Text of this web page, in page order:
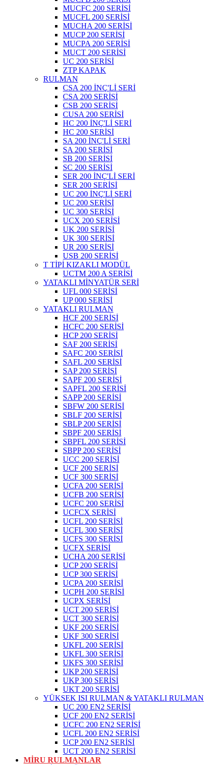
MUCFC 200 SERİSİ
MUCFL 200 SERİSİ
MUCHA 200 SERİSİ
MUCP 200 SERİSİ
MUCPA 200 SERİSİ
MUCT 200 SERİSİ
UC 200 SERİSİ
ZTP KAPAK
RULMAN
CSA 200 İNÇ'Lİ SERİ
CSA 200 SERİSİ
CSB 200 SERİSİ
CUSA 200 SERİSİ
HC 200 İNÇ'Lİ SERİ
HC 200 SERİSİ
SA 200 İNÇ'Lİ SERİ
SA 200 SERİSİ
SB 200 SERİSİ
SC 200 SERİSİ
SER 200 İNÇ'Lİ SERİ
SER 200 SERİSİ
UC 200 İNÇ'Lİ SERİ
UC 200 SERİSİ
UC 300 SERİSİ
UCX 200 SERİSİ
UK 200 SERİSİ
UK 300 SERİSİ
UR 200 SERİSİ
USB 200 SERİSİ
T TİPİ KIZAKLI MODÜL
UCTM 200 A SERİSİ
YATAKLI MİNYATÜR SERİ
UFL 000 SERİSİ
UP 000 SERİSİ
YATAKLI RULMAN
HCF 200 SERİSİ
HCFC 200 SERİSİ
HCP 200 SERİSİ
SAF 200 SERİSİ
SAFC 200 SERİSİ
SAFL 200 SERİSİ
SAP 200 SERİSİ
SAPF 200 SERİSİ
SAPFL 200 SERİSİ
SAPP 200 SERİSİ
SBFW 200 SERİSİ
SBLF 200 SERİSİ
SBLP 200 SERİSİ
SBPF 200 SERİSİ
SBPFL 200 SERİSİ
SBPP 200 SERİSİ
UCC 200 SERİSİ
UCF 200 SERİSİ
UCF 300 SERİSİ
UCFA 200 SERİSİ
UCFB 200 SERİSİ
UCFC 200 SERİSİ
UCFCX SERİSİ
UCFL 200 SERİSİ
UCFL 300 SERİSİ
UCFS 300 SERİSİ
UCFX SERİSİ
UCHA 200 SERİSİ
UCP 200 SERİSİ
UCP 300 SERİSİ
UCPA 200 SERİSİ
UCPH 200 SERİSİ
UCPX SERİSİ
UCT 200 SERİSİ
UCT 300 SERİSİ
UKF 200 SERİSİ
UKF 300 SERİSİ
UKFL 200 SERİSİ
UKFL 300 SERİSİ
UKFS 300 SERİSİ
UKP 200 SERİSİ
UKP 300 SERİSİ
UKT 200 SERİSİ
YÜKSEK ISI RULMAN & YATAKLI RULMAN
UC 200 EN2 SERİSİ
UCF 200 EN2 SERİSİ
UCFC 200 EN2 SERİSİ
UCFL 200 EN2 SERİSİ
UCP 200 EN2 SERİSİ
UCT 200 EN2 SERİSİ
MİRU RULMANLAR